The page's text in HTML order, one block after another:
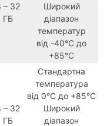
– 32
ГБ
Широкий
діапазон
температур
від -40°C до
+85°C
– 32
ГБ
Стандартна
температура
від 0°C до +85°C
Широкий
діапазон